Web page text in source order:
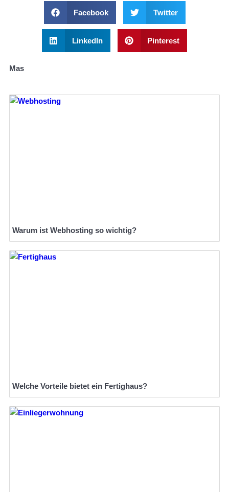
Facebook Twitter
LinkedIn Pinterest
Mas
Warum ist Webhosting so wichtig?
Welche Vorteile bietet ein Fertighaus?